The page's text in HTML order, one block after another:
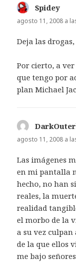
Spidey
agosto 11, 2008 a
Deja las
Por cierto, a ver
que tengo por
plan Michael
agosto 11, 2008 a
Las imágenes
en mi pantalla
hecho, no han
reales, la
realidad
el morbo de la
a su vez culpan
de la que ellos
me bajo